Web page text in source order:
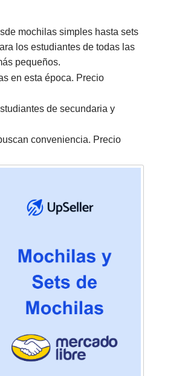
mochilas simples hasta sets
los estudiantes de todas las
pequeños.
en esta época. Precio
de secundaria y
conveniencia. Precio